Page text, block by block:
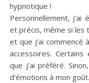
hypnotique !
Personnellement,
et précis, même si les
et que j’ai commencé
accessoires.
que j’ai préféré.
d’émotions à mon goût.